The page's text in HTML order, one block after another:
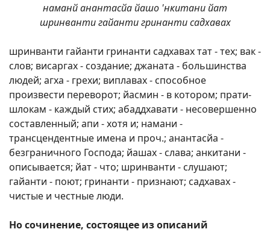
наманй анантасйа йашо 'нкитани йат
шринванти гайанти гринанти садхавах
шринванти гайанти гринанти садхавах тат - тех; вак -
слов; висаргах - создание; джаната - большинства
людей; агха - грехи; виплавах - способное
произвести переворот; йасмин - в котором; прати-
шлокам - каждый стих; абаддхавати - несовершенно
составленный; апи - хотя и; намани -
трансцендентные имена и проч.; анантасйа -
безграничного Господа; йашах - слава; анкитани -
описывается; йат - что; шринванти - слушают;
гайанти - поют; гринанти - признают; садхавах -
чистые и честные люди.
Но сочинение, состоящее из описаний